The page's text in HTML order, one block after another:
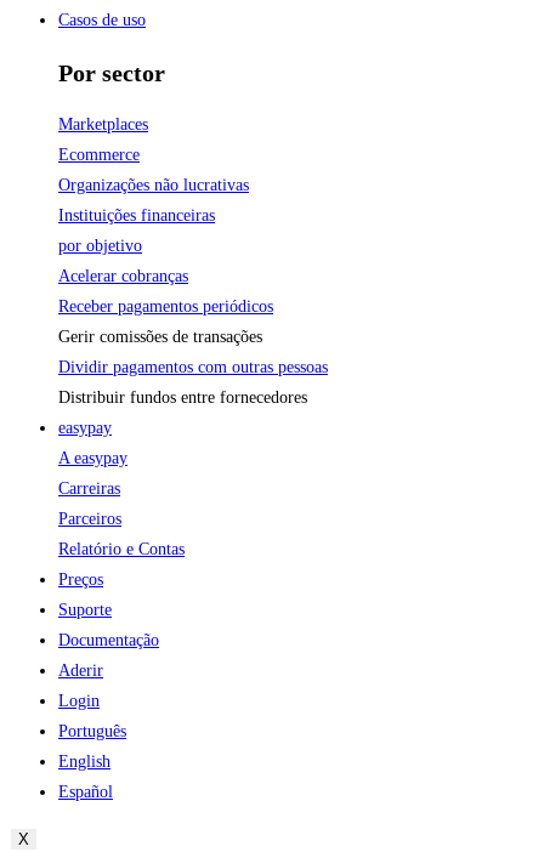
Casos de uso
Por sector
Marketplaces
Ecommerce
Organizações não lucrativas
Instituições financeiras
por objetivo
Acelerar cobranças
Receber pagamentos periódicos
Gerir comissões de transações
Dividir pagamentos com outras pessoas
Distribuir fundos entre fornecedores
easypay
A easypay
Carreiras
Parceiros
Relatório e Contas
Preços
Suporte
Documentação
Aderir
Login
Português
English
Español
X